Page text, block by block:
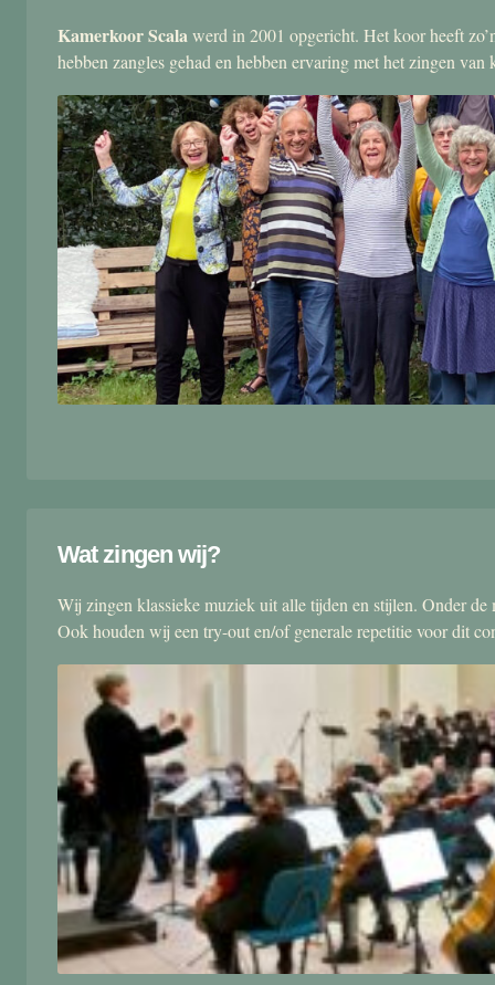
Kamerkoor Scalawerd in 2001 opgericht. Het koor heeft
hebben zangles gehad en hebben ervaring met het zingen van
Wat zingen wij?
Wij zingen klassieke muziek uit alle tijden en stijlen. Onder
Ook houden wij een try-out en/of generale repetitie voor dit